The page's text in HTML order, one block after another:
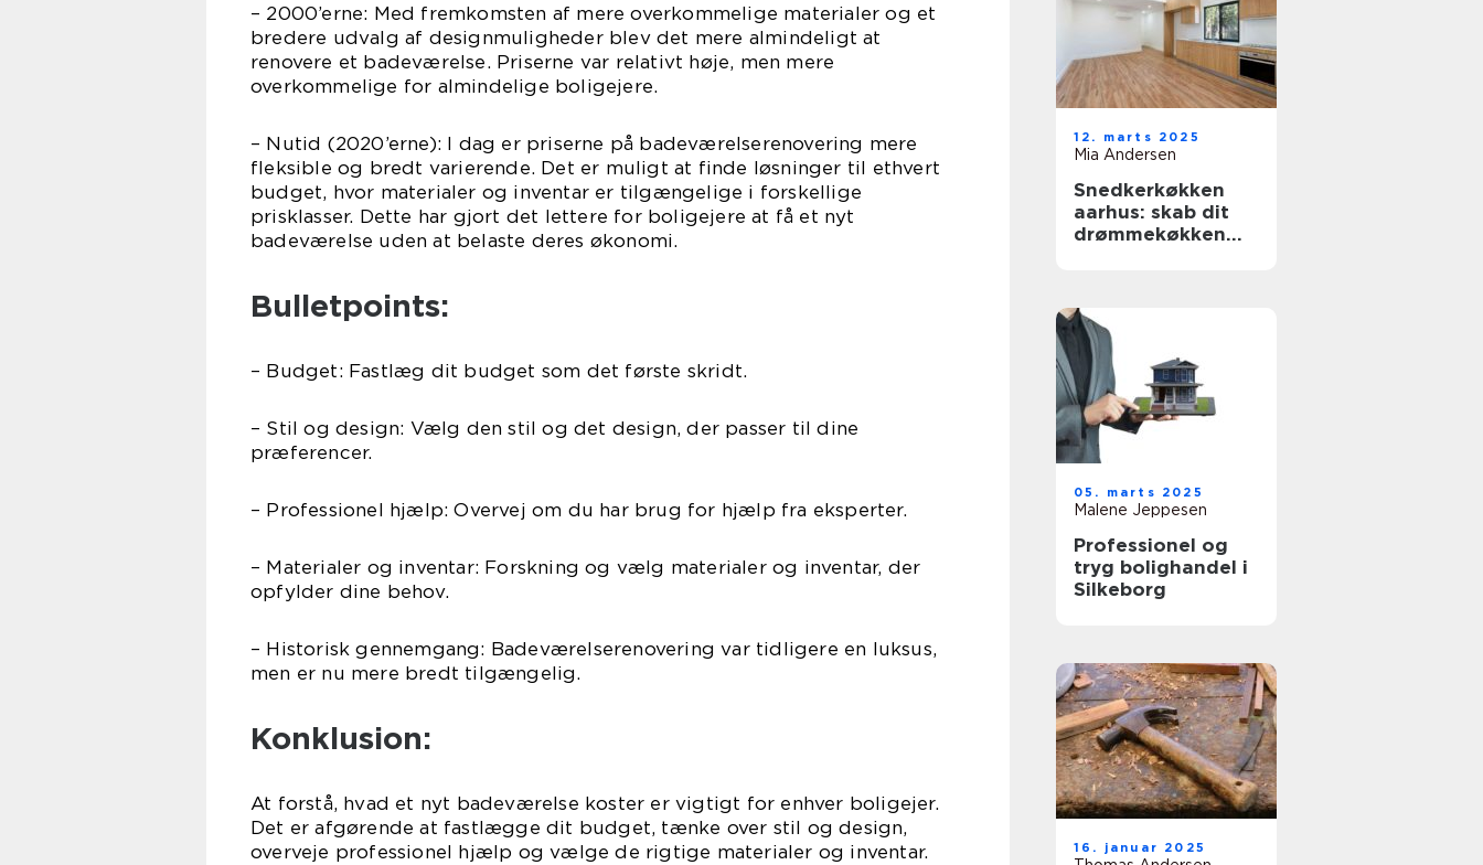
– 2000’erne: Med fremkomsten af mere overkommelige materialer og et
bredere udvalg af designmuligheder blev det mere almindeligt at
renovere et badeværelse. Priserne var relativt høje, men mere
overkommelige for almindelige boligejere.
– Nutid (2020’erne): I dag er priserne på badeværelserenovering mere
fleksible og bredt varierende. Det er muligt at finde løsninger til ethvert
budget, hvor materialer og inventar er tilgængelige i forskellige
prisklasser. Dette har gjort det lettere for boligejere at få et nyt
badeværelse uden at belaste deres økonomi.
Bulletpoints:
– Budget: Fastlæg dit budget som det første skridt.
– Stil og design: Vælg den stil og det design, der passer til dine
præferencer.
– Professionel hjælp: Overvej om du har brug for hjælp fra eksperter.
– Materialer og inventar: Forskning og vælg materialer og inventar, der
opfylder dine behov.
– Historisk gennemgang: Badeværelserenovering var tidligere en luksus,
men er nu mere bredt tilgængelig.
Konklusion:
At forstå, hvad et nyt badeværelse koster er vigtigt for enhver boligejer.
Det er afgørende at fastlægge dit budget, tænke over stil og design,
overveje professionel hjælp og vælge de rigtige materialer og inventar.
12. marts 2025
Mia Andersen
Snedkerkøkken
aarhus: skab dit
drømmekøkken
05. marts 2025
Malene Jeppesen
Professionel og
tryg bolighandel i
Silkeborg
16. januar 2025